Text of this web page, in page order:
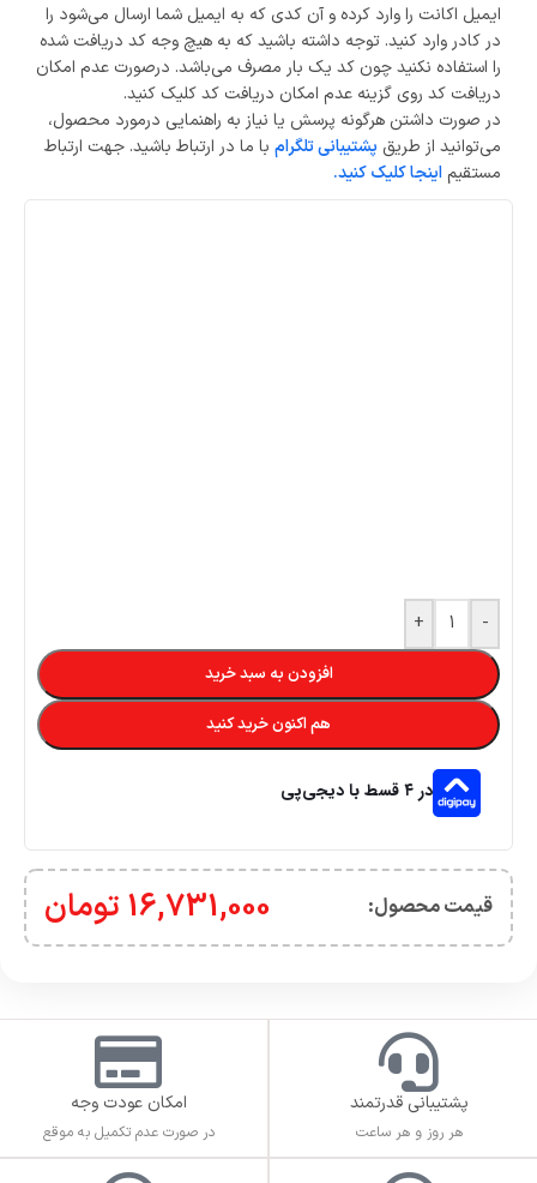
ایمیل اکانت را وارد کرده و آن کدی که به ایمیل شما ارسال می‌شود را
در کادر وارد کنید. توجه داشته باشید که به هیچ وجه کد دریافت شده
را استفاده نکنید چون کد یک بار مصرف می‌باشد. درصورت عدم امکان
دریافت کد روی گزینه عدم امکان دریافت کد کلیک کنید.
در صورت داشتن هرگونه پرسش یا نیاز به راهنمایی درمورد محصول،
می‌توانید از طریق پشتیبانی تلگرام با ما در ارتباط باشید. جهت ارتباط
مستقیم اینجا کلیک کنید.
-
+
افزودن به سبد خرید
هم اکنون خرید کنید
در ۴ قسط با دیجی‌پی
قیمت محصول:​ 16,731,000 تومان
پشتیبانی قدرتمند
هر روز و هر ساعت
امکان عودت وجه
در صورت عدم تکمیل به موقع